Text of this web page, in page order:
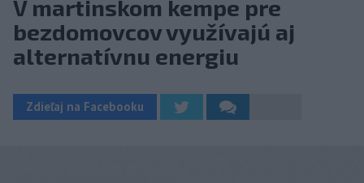
V martinskom kempe pre
bezdomovcov využívajú aj
alternatívnu energiu
Zdieľaj na Facebooku